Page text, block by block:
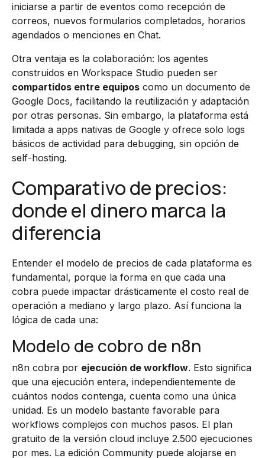
iniciarse a partir de eventos como recepción de
correos, nuevos formularios completados, horarios
agendados o menciones en Chat.
Otra ventaja es la colaboración: los agentes
construidos en Workspace Studio pueden ser
compartidos entre equipos como un documento de
Google Docs, facilitando la reutilización y adaptación
por otras personas. Sin embargo, la plataforma está
limitada a apps nativas de Google y ofrece solo logs
básicos de actividad para debugging, sin opción de
self-hosting.
Comparativo de precios:
donde el dinero marca la
diferencia
Entender el modelo de precios de cada plataforma es
fundamental, porque la forma en que cada una
cobra puede impactar drásticamente el costo real de
operación a mediano y largo plazo. Así funciona la
lógica de cada una:
Modelo de cobro de n8n
n8n cobra por ejecución de workflow. Esto significa
que una ejecución entera, independientemente de
cuántos nodos contenga, cuenta como una única
unidad. Es un modelo bastante favorable para
workflows complejos con muchos pasos. El plan
gratuito de la versión cloud incluye 2.500 ejecuciones
por mes. La edición Community puede alojarse en